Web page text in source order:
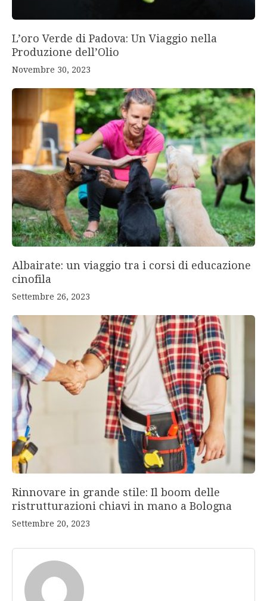
L’oro Verde di Padova: Un Viaggio nella
Produzione dell’Olio
Novembre 30, 2023
Albairate: un viaggio tra i corsi di educazione
cinofila
Settembre 26, 2023
Rinnovare in grande stile: Il boom delle
ristrutturazioni chiavi in mano a Bologna
Settembre 20, 2023